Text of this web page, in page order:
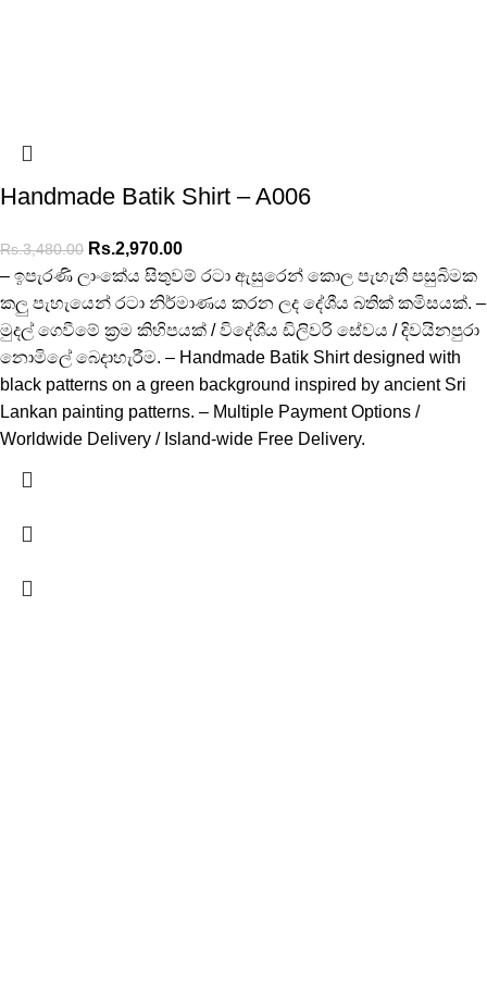
Handmade Batik Shirt – A006
Rs.3,480.00 Rs.2,970.00
– ඉපැරණි ලාංකේය සිතුවම් රටා ඇසුරෙන් කොල පැහැති පසුබිමක
කලු පැහැයෙන් රටා නිර්මාණය කරන ලද දේශීය බතික් කමිසයක්. –
මුදල් ගෙවීමේ ක්‍රම කිහිපයක් / විදේශීය ඩිලිවරි සේවය / දිවයිනපුරා
නොමිලේ බෙදාහැරීම. – Handmade Batik Shirt designed with
black patterns on a green background inspired by ancient Sri
Lankan painting patterns. – Multiple Payment Options /
Worldwide Delivery / Island-wide Free Delivery.